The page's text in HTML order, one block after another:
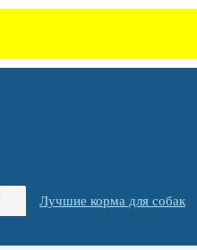
Лучшие корма для собак